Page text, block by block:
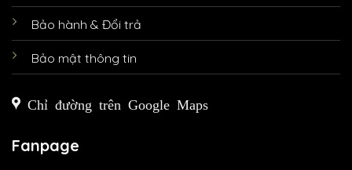
Bảo hành & Đổi trả
Bảo mật thông tin
Chỉ đường trên Google Maps
Fanpage